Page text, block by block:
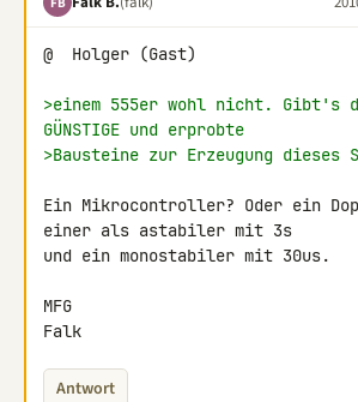
@  Holger (Gast)
>einem 555er wohl nicht. Gibt's
GÜNSTIGE und erprobte
>Bausteine zur Erzeugung dieses
Ein Mikrocontroller? Oder ein
einer als astabiler mit 3s
und ein monostabiler mit 30us.
MFG
Falk
Antwort